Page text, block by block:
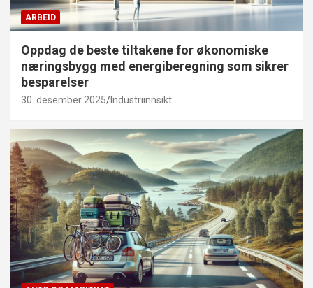
ARBEID
Oppdag de beste tiltakene for økonomiske
næringsbygg med energiberegning som sikrer
besparelser
30. desember 2025 Industriinnsikt